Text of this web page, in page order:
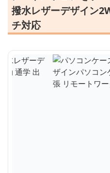
撥水レザーデザイン
チ対応